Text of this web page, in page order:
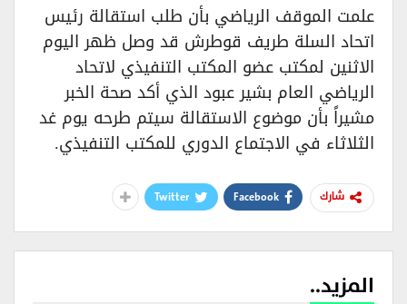
علمت الموقف الرياضي بأن طلب استقالة رئيس
اتحاد السلة طريف قوطرش قد وصل ظهر اليوم
الاثنين لمكتب عضو المكتب التنفيذي لاتحاد
الرياضي العام بشير عبود الذي أكد صحة الخبر
مشيراً بأن موضوع الاستقالة سيتم طرحه يوم غد
الثلاثاء في الاجتماع الدوري للمكتب التنفيذي.
شارك Facebook
Twitter
المزيد..